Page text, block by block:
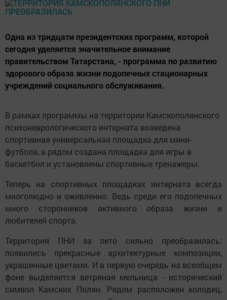
Одна из тридцати президентских программ, которой
сегодня уделяется значительное внимание
правительством Татарстана, - программа по развитию
здорового образа жизни подопечных стационарных
учреждений социального обслуживания.
В рамках программы на территории Камскополянского
психоневрологического интерната возведена
спортивная универсальная площадка для мини-
футбола, а рядом создана площадка для игры в
баскетбол и установлены спортивные тренажеры.
Теперь на спортивных площадках интерната всегда
многолюдно и оживленно. Ведь среди его подопечных
много сторонников активного образа жизни и
любителей спорта.
Территория ПНИ за лето сильно преобразилась:
появились прекрасные архитектурные композиции,
украшенные цветами. И в первую очередь на всеобщем
фоне выделяется ветряная мельница - исторический
символ Камских Полян. Рядом расположен колодец,